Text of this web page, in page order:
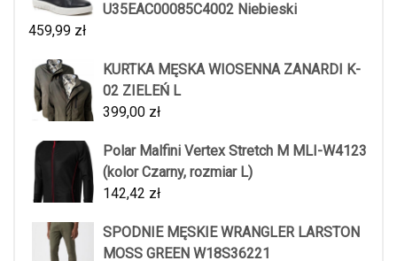
U35EAC00085C4002 Niebieski
459,99 zł
KURTKA MĘSKA WIOSENNA ZANARDI K-
02 ZIELEŃ L
399,00 zł
Polar Malfini Vertex Stretch M MLI-W4123
(kolor Czarny, rozmiar L)
142,42 zł
SPODNIE MĘSKIE WRANGLER LARSTON
MOSS GREEN W18S36221